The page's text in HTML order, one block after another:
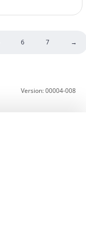
6 7 →
Version: 00004-008